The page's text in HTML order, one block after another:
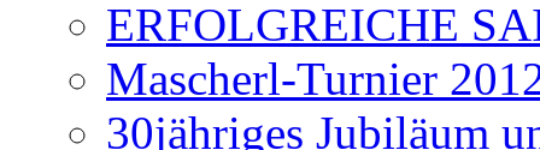
ERFOLGREICHE
Mascherl-Turnier
30jähriges Jubiläum